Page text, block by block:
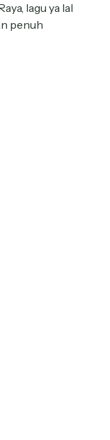
lagu ya lal
penuh